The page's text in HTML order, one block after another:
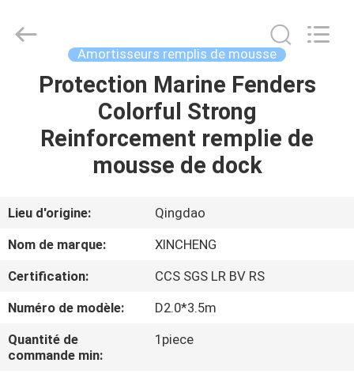
MAISON
PRODUITS
SHOW
PROPOS
DE
NOUS
Products
Amortisseurs remplis de mousse
Protection Marine Fenders
Colorful Strong
Reinforcement remplie de
mousse de dock
Lieu d'origine:
Qingdao
Nom de marque:
XINCHENG
Certification:
CCS SGS LR BV RS
Numéro de modèle:
D2.0*3.5m
Quantité de
commande min:
1piece